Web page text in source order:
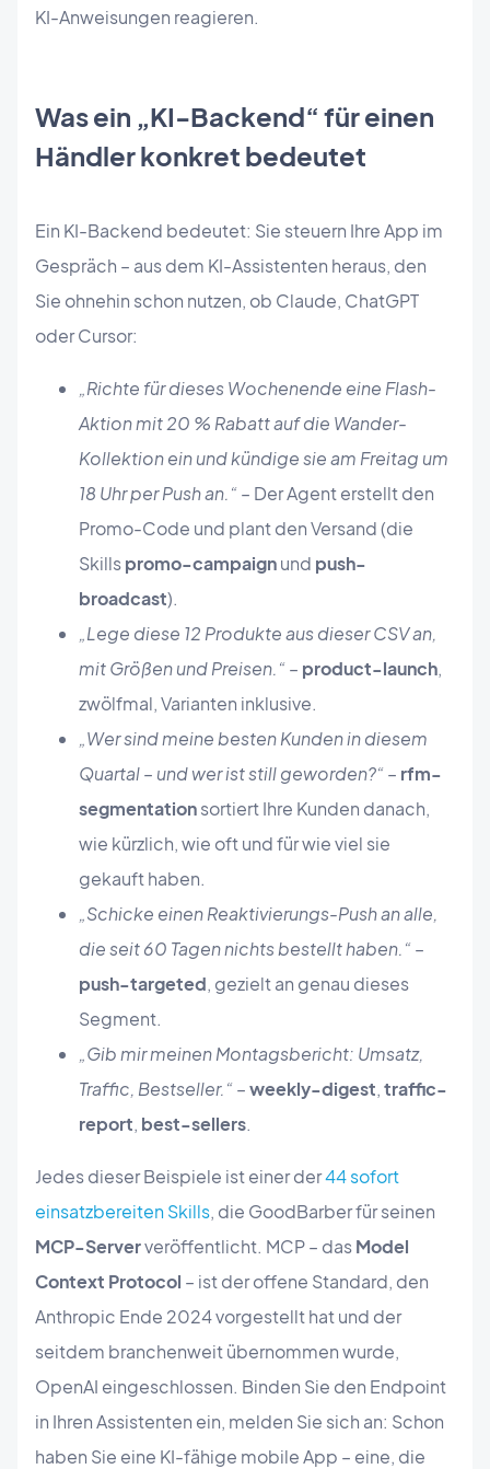
KI-Anweisungen reagieren.
Was ein „KI-Backend“ für einen
Händler konkret bedeutet
Ein KI-Backend bedeutet: Sie steuern Ihre App im
Gespräch – aus dem KI-Assistenten heraus, den
Sie ohnehin schon nutzen, ob Claude, ChatGPT
oder Cursor:
„Richte für dieses Wochenende eine Flash-
Aktion mit 20 % Rabatt auf die Wander-
Kollektion ein und kündige sie am Freitag um
18 Uhr per Push an.“– Der Agent erstellt den
Promo-Code und plant den Versand (die
Skillspromo-campaignund push-
broadcast).
„Lege diese 12 Produkte aus dieser CSV an,
mit Größen und Preisen.“– product-launch,
zwölfmal, Varianten inklusive.
„Wer sind meine besten Kunden in diesem
Quartal – und wer ist still geworden?“– rfm-
segmentationsortiert Ihre Kunden danach,
wie kürzlich, wie oft und für wie viel sie
gekauft haben.
„Schicke einen Reaktivierungs-Push an alle,
die seit 60 Tagen nichts bestellt haben.“–
push-targeted, gezielt an genau dieses
Segment.
„Gib mir meinen Montagsbericht: Umsatz,
Traffic, Bestseller.“–weekly-digest,traffic-
report, best-sellers.
Jedes dieser Beispiele ist einer der44 sofort
einsatzbereiten Skills, die GoodBarber für seinen
MCP-Serververöffentlicht. MCP – dasModel
Context Protocol – ist der offene Standard, den
Anthropic Ende 2024 vorgestellt hat und der
seitdem branchenweit übernommen wurde,
OpenAI eingeschlossen. Binden Sie den Endpoint
in Ihren Assistenten ein, melden Sie sich an: Schon
haben Sie eine KI-fähige mobile App – eine, die